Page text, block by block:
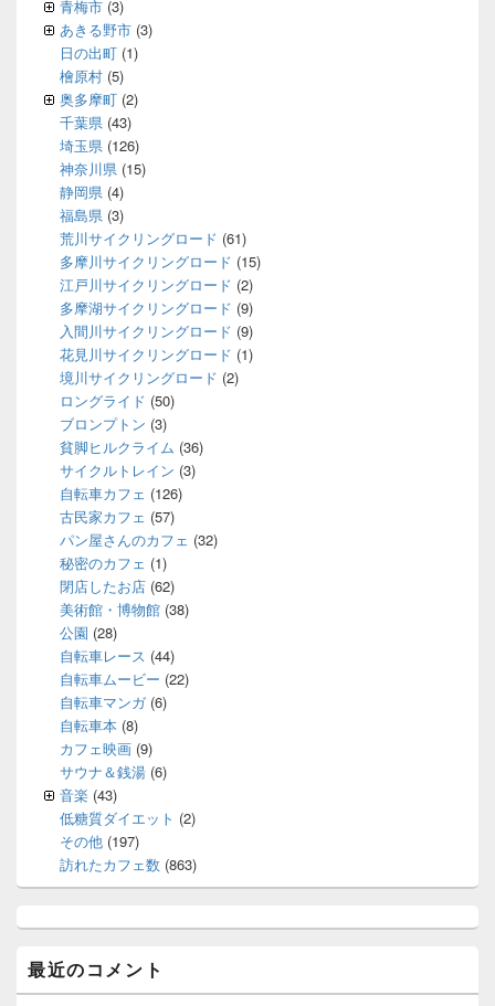
青梅市 (3)
あきる野市 (3)
日の出町 (1)
檜原村 (5)
奥多摩町 (2)
千葉県 (43)
埼玉県 (126)
神奈川県 (15)
静岡県 (4)
福島県 (3)
荒川サイクリングロード (61)
多摩川サイクリングロード (15)
江戸川サイクリングロード (2)
多摩湖サイクリングロード (9)
入間川サイクリングロード (9)
花見川サイクリングロード (1)
境川サイクリングロード (2)
ロングライド (50)
ブロンプトン (3)
貧脚ヒルクライム (36)
サイクルトレイン (3)
自転車カフェ (126)
古民家カフェ (57)
パン屋さんのカフェ (32)
秘密のカフェ (1)
閉店したお店 (62)
美術館・博物館 (38)
公園 (28)
自転車レース (44)
自転車ムービー (22)
自転車マンガ(6)
自転車本 (8)
カフェ映画 (9)
サウナ＆銭湯 (6)
音楽 (43)
低糖質ダイエット (2)
その他 (197)
訪れたカフェ数 (863)
最近のコメント